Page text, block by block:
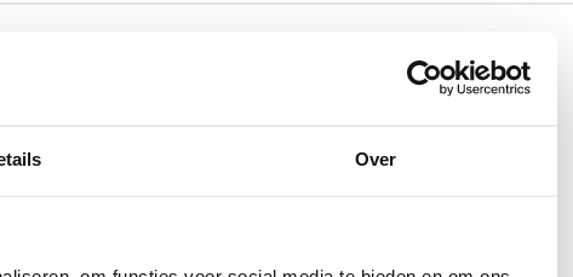
Over
en een extreme duurzaamheid. Of je
open boorden trek je de STIHL
en uit.